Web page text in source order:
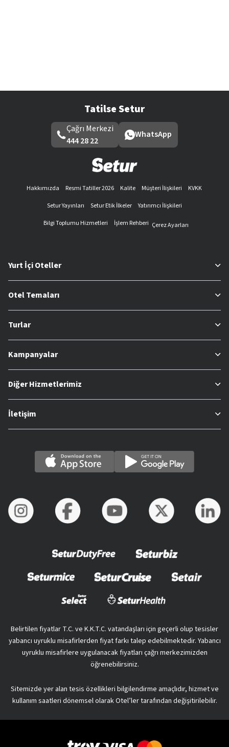
Tatilse Setur
Çağrı Merkezi
444 28 22
WhatsApp
Hakkımızda Resmi Tatiller 2026 Kalite Müşteri İlişkileri
KVKK
Setur Yayınları
Setur Etik İlkeler
Yatırımcı İlişkileri
Bilgi Toplumu Hizmetleri
İşlem Rehberi Çerez Ayarları
Yurt İçi Oteller
Otel Temaları
Turlar
Kampanyalar
Diğer Hizmetlerimiz
İletişim
Belirtilen fiyatlar T.C. ve K.K.T.C. vatandaşları için geçerli olup tesisler
yabancı uyruklu misafirlerden fiyat farkı talep edebilmektedir. Yabancı
uyruklu misafirlere uygulanacak fiyatları çağrı merkezimizden
öğrenebilirsiniz.
Sitemizde yer alan tesis özellikleri bilgilendirme amaçlıdır, hizmet ve
kullanım saatleri dönemsel olarak Otel’ler tarafından değişitirilebilir.